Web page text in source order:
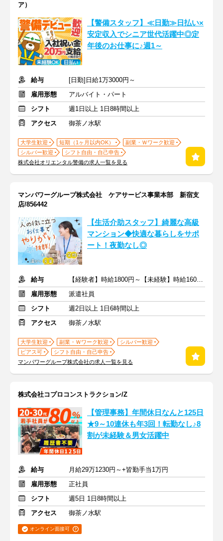
ア）
【警備スタッフ】≪日勤≫日払い×
安定収入でシニア世代活躍中◎定
年後のお仕事に♪週1～
給与
[日勤]日給1万3000円～
雇用形態
アルバイト・パート
シフト
週1日以上 1日8時間以上
アクセス
御茶ノ水駅
大学生歓迎 短期（1ヶ月以内OK）
副業・Ｗワーク歓迎
シルバー歓迎
シフト自由・自己申告
株式会社オリエンタル警備の求人一覧を見る
マンパワーグループ株式会社 ケアサービス事業本部 新宿支
店/856442
【生活介助スタッフ】綺麗な高級
マンション◆快適な暮らしをサポ
ート！夜勤なし◎
給与
【経験者】時給1800円～【未経験】時給1600円～ ※交通費全額
雇用形態
派遣社員
シフト
週2日以上 1日6時間以上
アクセス
御茶ノ水駅
大学生歓迎 副業・Ｗワーク歓迎
シルバー歓迎
ピアス可
シフト自由・自己申告
マンパワーグループ株式会社の求人一覧を見る
株式会社コプロコンストラクション/Z
【管理事務】年間休日なんと125日
★9～10連休も年3回！転勤なし♪8
割が未経験＆男女活躍中
給与
月給29万1230円～+皆勤手当1万円
雇用形態
正社員
シフト
週5日 1日8時間以上
アクセス
御茶ノ水駅
オンライン面接可